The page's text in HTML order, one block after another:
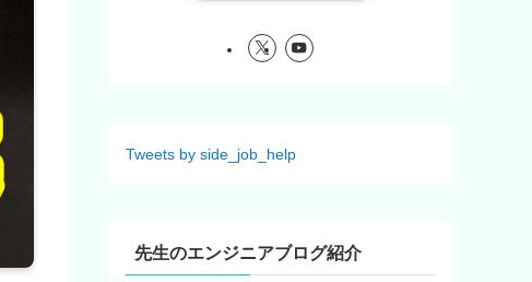
Tweets by side_job_help
先生のエンジニアブログ紹介